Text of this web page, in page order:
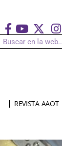
REVISTA AAOT